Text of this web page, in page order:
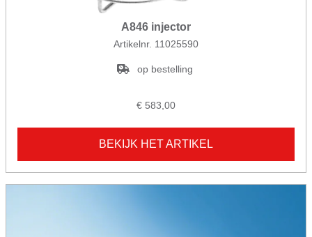
A846 injector
Artikelnr. 11025590
op bestelling
€ 583,00
BEKIJK HET ARTIKEL